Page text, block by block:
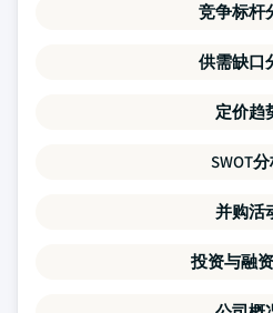
竞争标杆
供需缺口
定价趋
SWOT
并购活
投资与融